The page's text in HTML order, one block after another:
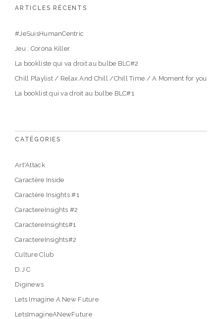
ARTICLES RÉCENTS
#JeSuisHumanCentric
Jeu : Corona Killer
La bookliste qui va droit au bulbe BLC#2
Chill Playlist / Relax And Chill /Chill Time / A Moment for you
La booklist qui va droit au bulbe BLC#1
CATÉGORIES
Art'Attack
Caractère Inside
Caractère Insights #1
CaractereInsights #2
CaractereInsights#1
CaractereInsights#2
Culture Club
D.J C
Diginews
Lets Imagine A New Future
LetsImagineANewFuture